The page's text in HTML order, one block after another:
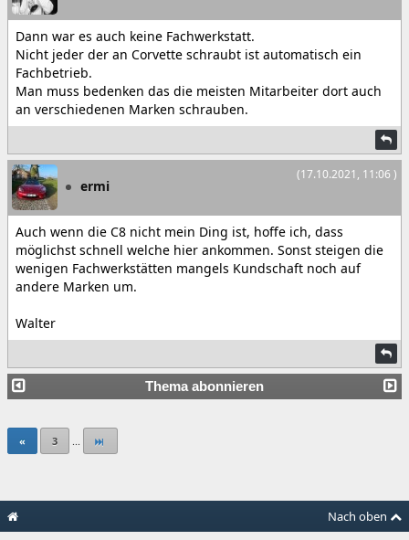
Dann war es auch keine Fachwerkstatt.
Nicht jeder der an Corvette schraubt ist automatisch ein
Fachbetrieb.
Man muss bedenken das die meisten Mitarbeiter dort auch
an verschiedenen Marken schrauben.
(17.10.2021, 11:06 )
ermi
Auch wenn die C8 nicht mein Ding ist, hoffe ich, dass
möglichst schnell welche hier ankommen. Sonst steigen die
wenigen Fachwerkstätten mangels Kundschaft noch auf
andere Marken um.
Walter
Thema abonnieren
« 3
Nach oben